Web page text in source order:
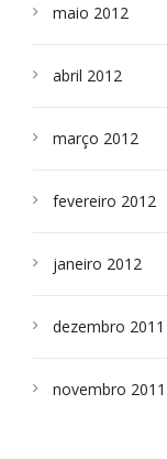
maio 2012
abril 2012
março 2012
fevereiro 2012
janeiro 2012
dezembro 2011
novembro 2011